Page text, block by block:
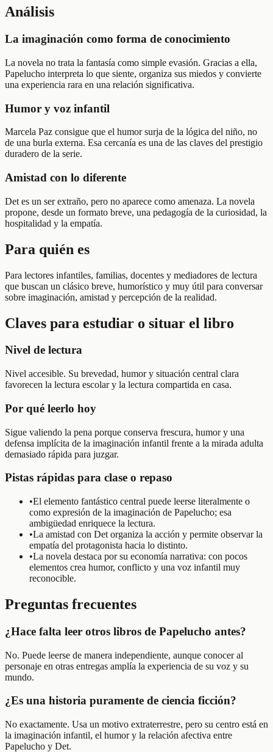
Análisis
La imaginación como forma de conocimiento
La novela no trata la fantasía como simple evasión. Gracias a ella,
Papelucho interpreta lo que siente, organiza sus miedos y convierte
una experiencia rara en una relación significativa.
Humor y voz infantil
Marcela Paz consigue que el humor surja de la lógica del niño, no
de una burla externa. Esa cercanía es una de las claves del prestigio
duradero de la serie.
Amistad con lo diferente
Det es un ser extraño, pero no aparece como amenaza. La novela
propone, desde un formato breve, una pedagogía de la curiosidad, la
hospitalidad y la empatía.
Para quién es
Para lectores infantiles, familias, docentes y mediadores de lectura
que buscan un clásico breve, humorístico y muy útil para conversar
sobre imaginación, amistad y percepción de la realidad.
Claves para estudiar o situar el libro
Nivel de lectura
Nivel accesible. Su brevedad, humor y situación central clara
favorecen la lectura escolar y la lectura compartida en casa.
Por qué leerlo hoy
Sigue valiendo la pena porque conserva frescura, humor y una
defensa implícita de la imaginación infantil frente a la mirada adulta
demasiado rápida para juzgar.
Pistas rápidas para clase o repaso
•El elemento fantástico central puede leerse literalmente o
como expresión de la imaginación de Papelucho; esa
ambigüedad enriquece la lectura.
•La amistad con Det organiza la acción y permite observar la
empatía del protagonista hacia lo distinto.
•La novela destaca por su economía narrativa: con pocos
elementos crea humor, conflicto y una voz infantil muy
reconocible.
Preguntas frecuentes
¿Hace falta leer otros libros de Papelucho antes?
No. Puede leerse de manera independiente, aunque conocer al
personaje en otras entregas amplía la experiencia de su voz y su
mundo.
¿Es una historia puramente de ciencia ficción?
No exactamente. Usa un motivo extraterrestre, pero su centro está en
la imaginación infantil, el humor y la relación afectiva entre
Papelucho y Det.